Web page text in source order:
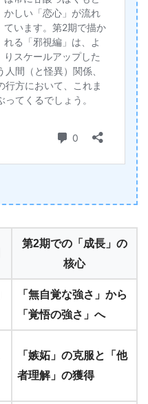
第2期での「成長」の
核心
「無自覚な強さ」から
「覚悟の強さ」へ
「嫉妬」の克服と「他
者理解」の獲得